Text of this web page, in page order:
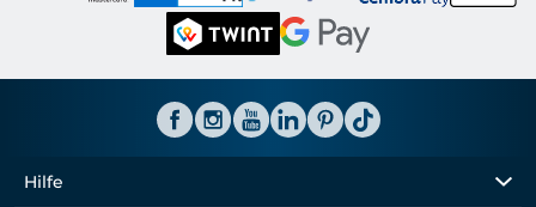
Hilfe